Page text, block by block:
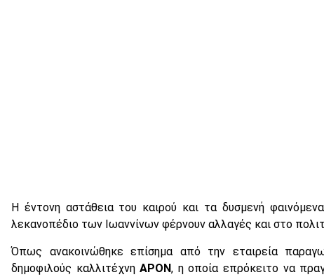
Η έντονη αστάθεια του καιρού και τα δυσμενή
λεκανοπέδιο των Ιωαννίνων φέρνουν αλλαγές και στο
Όπως ανακοινώθηκε επίσημα από την εταιρεία
δημοφιλούς καλλιτέχνηAPON, η οποία επρόκειτο να